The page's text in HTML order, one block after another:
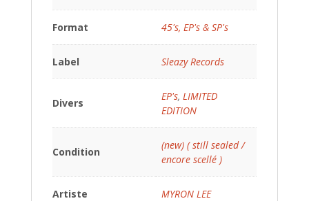
Format 45's, EP's & SP's
Label Sleazy Records
Divers
EP's, LIMITED
EDITION
Condition
(new) ( still sealed /
encore scellé )
Artiste MYRON LEE